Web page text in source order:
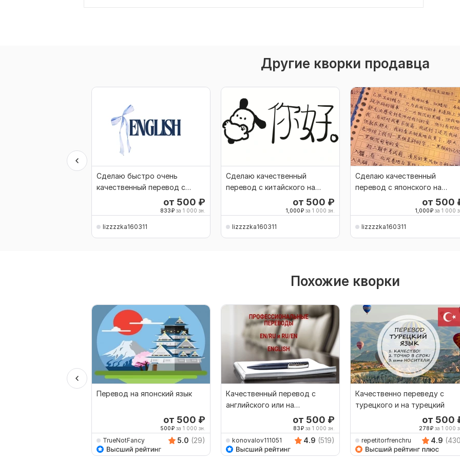
Другие кворки продавца
Сделаю быстро очень
качественный перевод с
Английского на русский
от 500 ₽
833₽ за 1 000 зн.
lizzzzka160311
Сделаю качественный
перевод с китайского на
от 500 ₽
1,000₽ за 1 000 зн.
lizzzzka160311
Сделаю качественный
перевод с японского на
от 500
1,000₽ за 1 000
lizzzzka160311
Похожие кворки
Перевод на японский язык
от 500 ₽
500₽ за 1 000 зн.
TrueNotFancy 5.0 (29)
Качественный перевод c
английского или на
от 500 ₽
83₽ за 1 000 зн.
konovalov111051 4.9 (519)
Качественно переведу с
турецкого и на турецкий
от 500
278₽ за 1 000
repetitorfrenchru 4.9